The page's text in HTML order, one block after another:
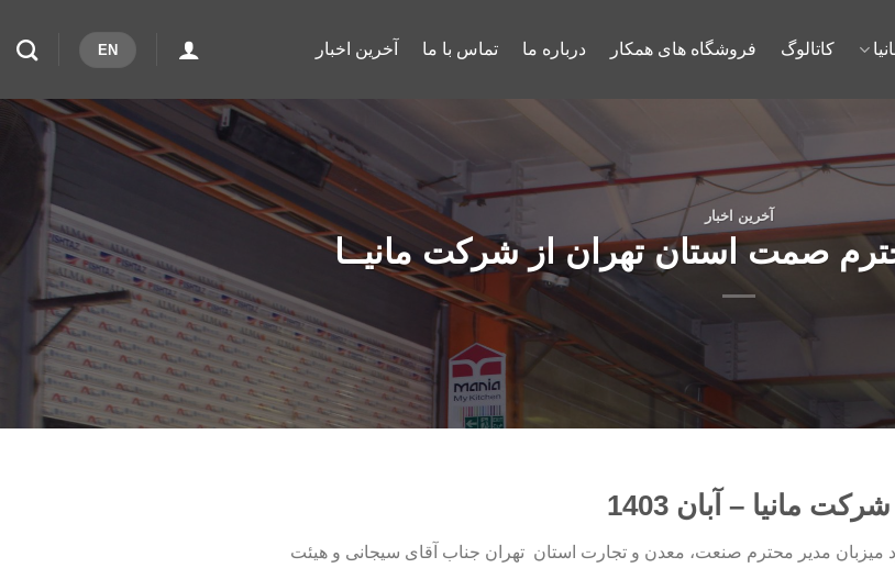
کاتالوگ فروشگاه های همکار درباره ما تماس با ما آخرین اخبار EN
آخرین اخبار
صمت استان تهران از شرکت مانیــا
مانیا – آبان 1403
مانیا مفتخر بود میزبان مدیر محترم صنعت، معدن و تجارت استان تهران جناب آقای سیجانی و هیئت